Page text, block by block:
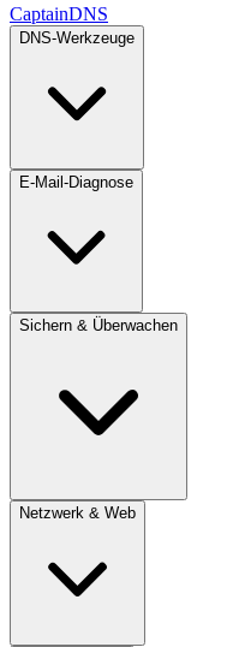
CaptainDNS
DNS-Werkzeuge
E-Mail-Diagnose
Sichern & Überwachen
Netzwerk & Web